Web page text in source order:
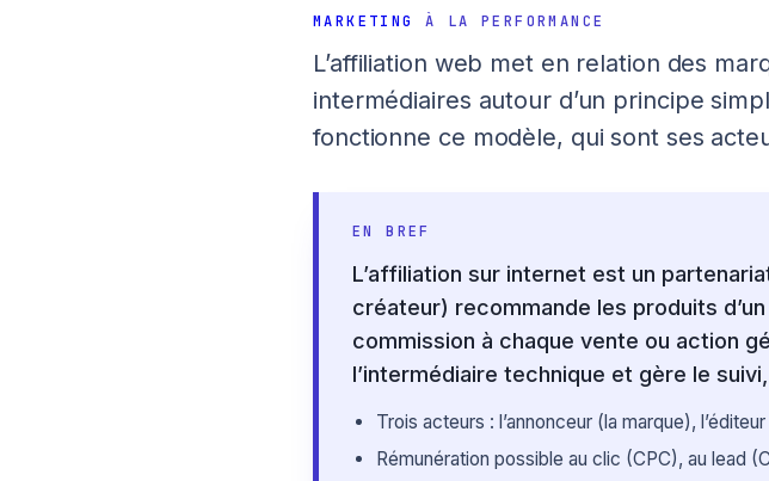
MARKETING À LA PERFORMANCE
L’affiliation web met en relation des
intermédiaires autour d’un principe
fonctionne ce modèle, qui sont ses
EN BREF
L’affiliation sur internet est un
créateur) recommande les produits
commission à chaque vente ou action
l’intermédiaire technique et gère le
Trois acteurs : l’annonceur (la marque),
Rémunération possible au clic (CPC), au lead